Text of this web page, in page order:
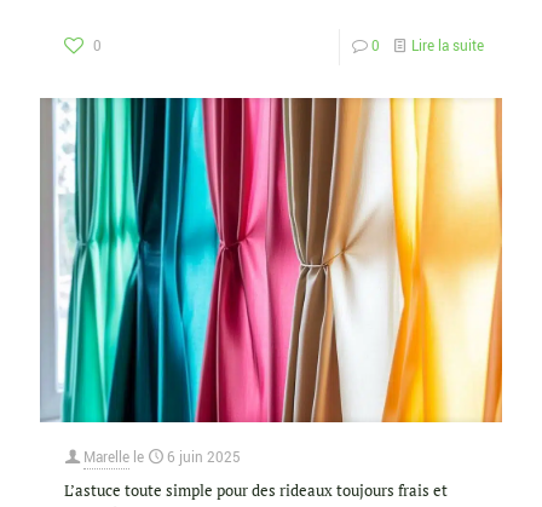
0 0 Lire la suite
Marelle le 6 juin 2025
L’astuce toute simple pour des rideaux toujours frais et